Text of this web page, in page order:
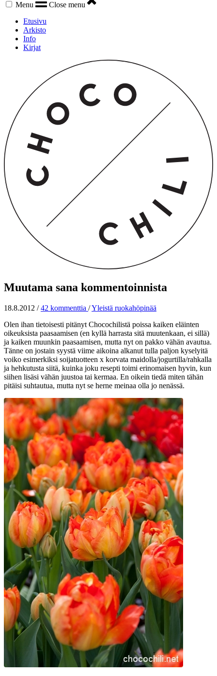
Menu
Close menu
Etusivu
Arkisto
Info
Kirjat
Muutama sana kommentoinnista
18.8.2012 / 42 kommenttia /Yleistä ruokahöpinää
Olen ihan tietoisesti pitänyt Chocochilistä poissa kaiken eläinten
oikeuksista paasaamisen (en kyllä harrasta sitä muutenkaan, ei sillä)
ja kaiken muunkin paasaamisen, mutta nyt on pakko vähän avautua.
Tänne on jostain syystä viime aikoina alkanut tulla paljon kyselyitä
voiko esimerkiksi soijatuotteen x korvata maidolla/jogurtilla/rahkalla
ja hehkutusta siitä, kuinka joku resepti toimi erinomaisen hyvin, kun
siihen lisäsi vähän juustoa tai kermaa. En oikein tiedä miten tähän
pitäisi suhtautua, mutta nyt se herne meinaa olla jo nenässä.